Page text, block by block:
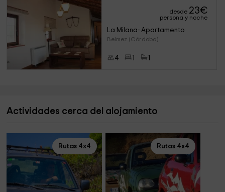
desde 23€
persona y noche
La Milana- Apartamento
Belmez (Córdoba)
4
Actividades cerca del alojamiento
Rutas 4x4 Rutas 4x4